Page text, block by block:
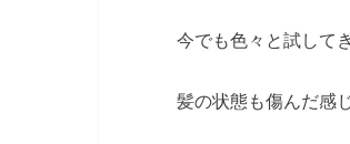
今でも色々と試して
髪の状態も傷んだ感